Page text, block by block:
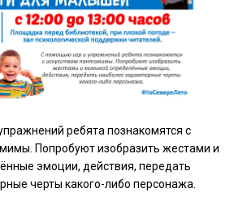
ребята познакомятся с
Попробуют изобразить жестами и
эмоции, действия, передать
черты какого-либо персонажа.